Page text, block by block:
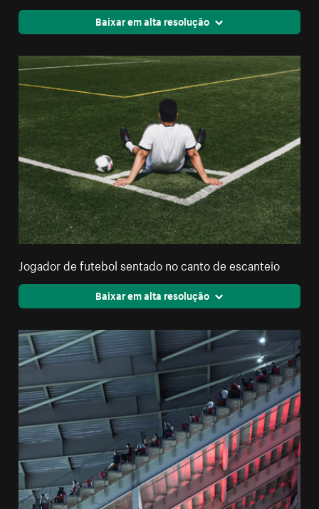
Baixar em alta resolução
Jogador de futebol sentado no canto de escanteio
Baixar em alta resolução